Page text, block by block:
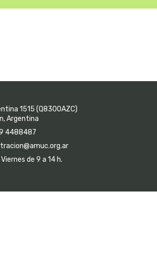
1515 (Q8300AZC)
Argentina
4488487
de 9 a 14 h.